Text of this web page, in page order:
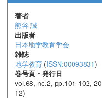
著者
熊谷 誠
出版者
日本地学教育学会
雑誌
地学教育 (ISSN:00093831)
巻号頁・発行日
vol.68, no.2, pp.101-102,
12)